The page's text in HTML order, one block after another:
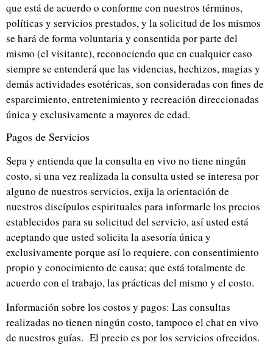
que está de acuerdo o conforme con nuestros términos,
políticas y servicios prestados, y la solicitud de los mismos
se hará de forma voluntaria y consentida por parte del
mismo (el visitante), reconociendo que en cualquier caso
siempre se entenderá que las videncias, hechizos, magias y
demás actividades esotéricas, son consideradas con fines de
esparcimiento, entretenimiento y recreación direccionadas
única y exclusivamente a mayores de edad.
Pagos de Servicios
Sepa y entienda que la consulta en vivo no tiene ningún
costo, si una vez realizada la consulta usted se interesa por
alguno de nuestros servicios, exija la orientación de
nuestros discípulos espirituales para informarle los precios
establecidos para su solicitud del servicio, así usted está
aceptando que usted solicita la asesoría única y
exclusivamente porque así lo requiere, con consentimiento
propio y conocimiento de causa; que está totalmente de
acuerdo con el trabajo, las prácticas del mismo y el costo.
Información sobre los costos y pagos: Las consultas
realizadas no tienen ningún costo, tampoco el chat en vivo
de nuestros guías. El precio es por los servicios ofrecidos.